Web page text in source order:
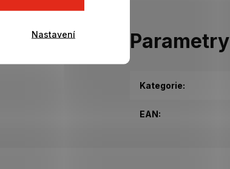
Nastavení Parametry
Kategorie:
EAN :